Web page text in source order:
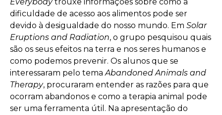
dificuldade de acesso aos alimentos pode ser
devido à desigualdade do nosso mundo. Em Solar
Eruptions and Radiation, o grupo pesquisou quais
são os seus efeitos na terra e nos seres humanos e
como podemos prevenir. Os alunos que se
interessaram pelo temaAbandoned Animals and
Therapy, procuraram entender as razões para que
ocorram abandonos e como a terapia animal pode
ser uma ferramenta útil. Na apresentação do